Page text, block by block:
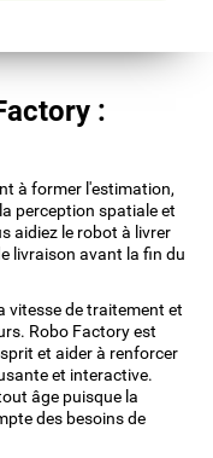
:
à former l'estimation,
perception spatiale et
aidiez le robot à livrer
livraison avant la fin du
vitesse de traitement et
Robo Factory est
et aider à renforcer
et interactive.
âge puisque la
des besoins de